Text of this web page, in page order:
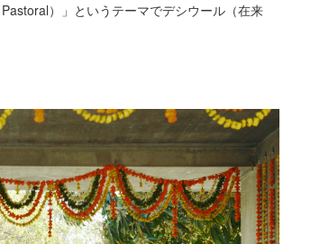
）」というテーマでデシウール（在来